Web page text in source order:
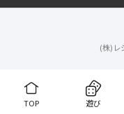
TOP 遊び
(株)レ